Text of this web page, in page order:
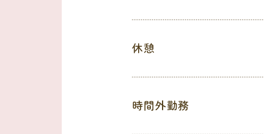
休憩
時間外勤務